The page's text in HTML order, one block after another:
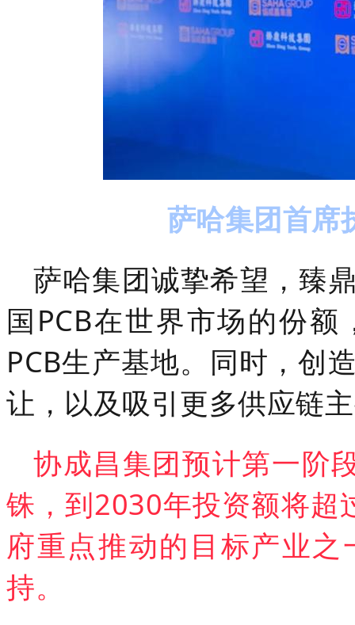
萨哈集团首席
萨哈集团诚挚希望，臻
国PCB在世界市场的份
PCB生产基地。同时，创
让，以及吸引更多供应链
协成昌集团预计第一阶
铢，到2030年投资额将超
府重点推动的目标产业
持。